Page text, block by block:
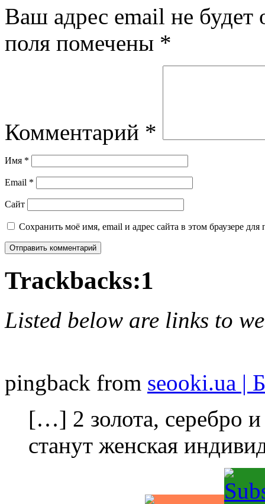
Ваш адрес email не будет
поля помечены *
Комментарий *
Имя *
Email *
Сайт
Сохранить моё имя, email и адрес сайта в этом браузере
Trackbacks:1
Listed below are links to
pingback from seooki.ua |
[…] 2 золота, серебро
станут женская